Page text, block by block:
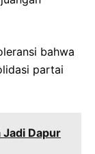
bahwa
partai
Jadi Dapur